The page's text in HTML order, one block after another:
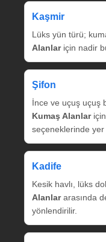
Kaşmir
Lüks yün türü;
Alanlariçin nadir
Şifon
İnce ve uçuş uçuş
Kumaş Alanlariçin
seçeneklerinde yer
Kadife
Kesik havlı, lüks
Alanlararasında
yönlendirilir.